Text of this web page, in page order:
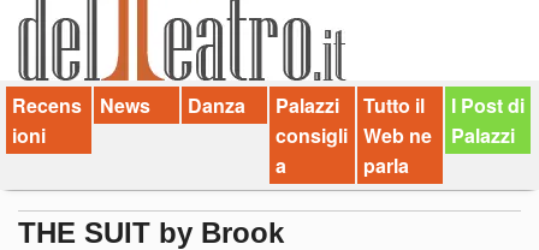
Contatti
dT in English
Recens
ioni
News Danza
Palazzi
consigli
a
Tutto il
Web ne
parla
I Post di
Palazzi
THE SUIT by Brook